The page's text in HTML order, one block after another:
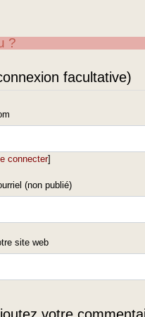
?
facultative)
connecter]
(non publié)
site web